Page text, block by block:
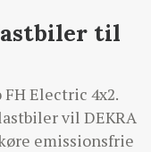
til
Electric 4x2.
vil DEKRA
emissionsfrie